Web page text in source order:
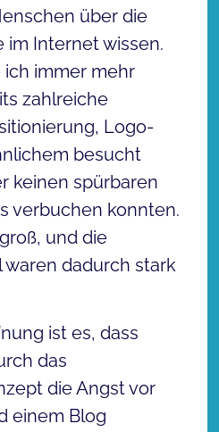
über die
im Internet wissen.
immer mehr
zahlreiche
Logo-
besucht
keinen spürbaren
verbuchen konnten.
und die
dadurch stark
ist es, dass
das
die Angst vor
einem Blog